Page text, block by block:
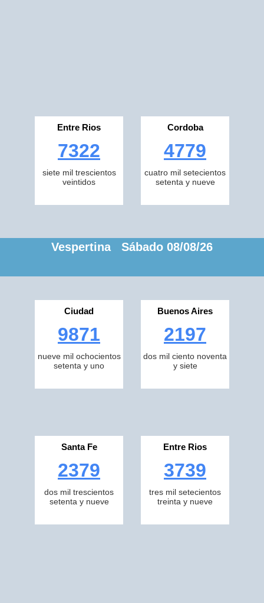
Entre Rios
7322
siete mil trescientos
veintidos
Cordoba
4779
cuatro mil setecientos
setenta y nueve
Vespertina Sábado 08/08/26
Ciudad
9871
nueve mil ochocientos
setenta y uno
Buenos Aires
2197
dos mil ciento noventa
y siete
Santa Fe
2379
dos mil trescientos
setenta y nueve
Entre Rios
3739
tres mil setecientos
treinta y nueve